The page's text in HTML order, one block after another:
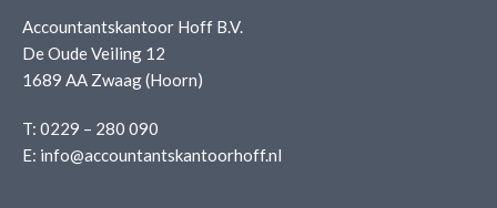
Accountantskantoor Hoff B.V.
De Oude Veiling 12
1689 AA Zwaag (Hoorn)
T: 0229 – 280 090
E: info@accountantskantoorhoff.nl